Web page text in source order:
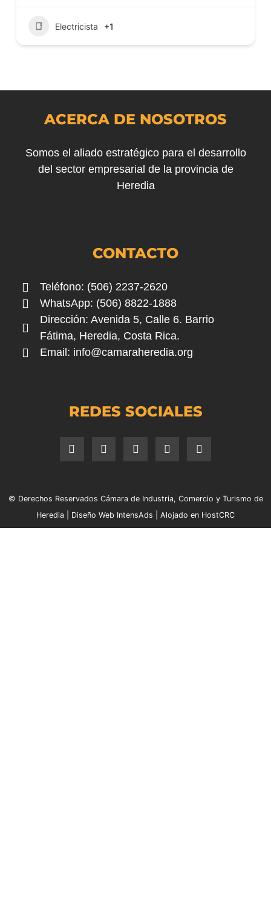
Electricista +1
ACERCA DE NOSOTROS
Somos el aliado estratégico para el desarrollo
del sector empresarial de la provincia de
Heredia
CONTACTO
Teléfono: (506) 2237-2620
WhatsApp: (506) 8822-1888
Dirección: Avenida 5, Calle 6. Barrio
Fátima, Heredia, Costa Rica.
Email: info@camaraheredia.org
REDES SOCIALES
© Derechos Reservados Cámara de Industria, Comercio y Turismo de
Heredia | Diseño Web IntensAds Alojado en HostCRC